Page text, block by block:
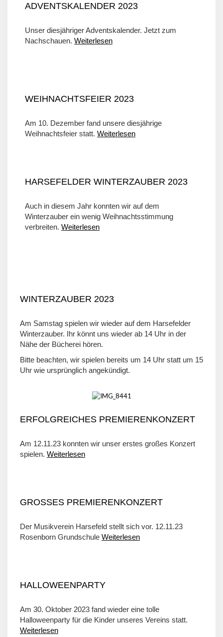
ADVENTSKALENDER 2023
Unser diesjähriger Adventskalender. Jetzt zum
Nachschauen. Weiterlesen
WEIHNACHTSFEIER 2023
Am 10. Dezember fand unsere diesjährige
Weihnachtsfeier statt. Weiterlesen
HARSEFELDER WINTERZAUBER 2023
Auch in diesem Jahr konnten wir auf dem
Winterzauber ein wenig Weihnachtsstimmung
verbreiten. Weiterlesen
WINTERZAUBER 2023
Am Samstag spielen wir wieder auf dem Harsefelder
Winterzauber. Ihr könnt uns wieder ab 14 Uhr in der
Nähe der Bücherei hören.
Bitte beachten, wir spielen bereits um 14 Uhr statt um 15
Uhr wie ursprünglich angekündigt.
ERFOLGREICHES PREMIERENKONZERT
Am 12.11.23 konnten wir unser erstes großes Konzert
spielen. Weiterlesen
GROSSES PREMIERENKONZERT
Der Musikverein Harsefeld stellt sich vor. 12.11.23
Rosenborn Grundschule Weiterlesen
HALLOWEENPARTY
Am 30. Oktober 2023 fand wieder eine tolle
Halloweenparty für die Kinder unseres Vereins statt.
Weiterlesen